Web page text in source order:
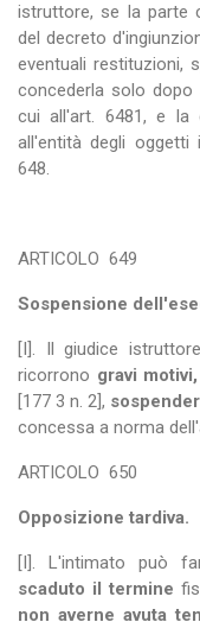
istruttore, se la parte
del decreto
eventuali restituzioni,
concederla solo dopo
cui all'art. 6481, e la
all'entità degli
648.
ARTICOLO 649
Sospensione
[I]. Il giudice
ricorrono gravi motivi,
[177 3 n. 2],
concessa a norma
ARTICOLO 650
Opposizione tardiva.
[I]. L'intimato può
scaduto il termine
non averne avuta